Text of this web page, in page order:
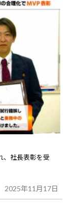
、社長表彰を受
2025年11月17日